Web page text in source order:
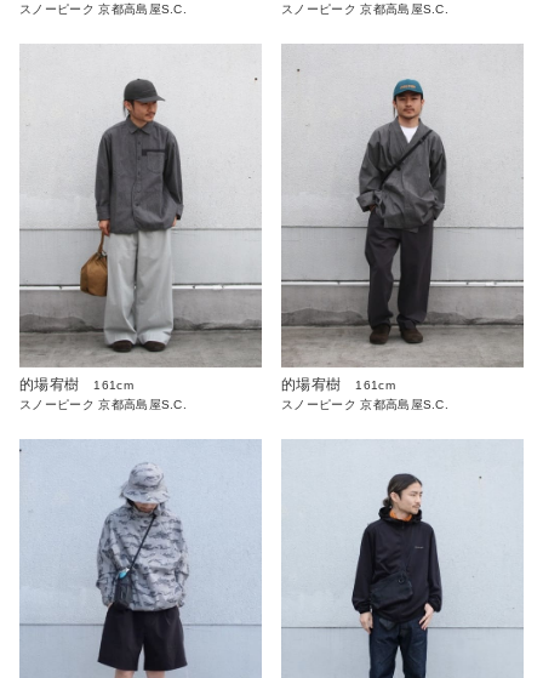
スノーピーク 京都高島屋S.C.
スノーピーク 京都高島屋S.C.
的場宥樹
161cm
スノーピーク 京都高島屋S.C.
的場宥樹
161cm
スノーピーク 京都高島屋S.C.